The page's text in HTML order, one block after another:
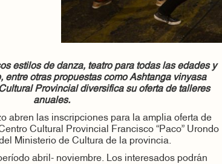
estilos de danza, teatro para todas las edades y
entre otras propuestas comoAshtanga vinyasa
Provincial diversifica su oferta de talleres
anuales.
abren las inscripciones para la amplia oferta de
Cultural Provincial Francisco “Paco” Urondo
Ministerio de Cultura de la provincia.
abril- noviembre. Los interesados podrán